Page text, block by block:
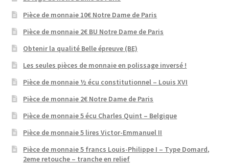
Pièce de monnaie 10€ Notre Dame de Paris
Pièce de monnaie 2€ BU Notre Dame de Paris
Obtenir la qualité Belle épreuve (BE)
Les seules pièces de monnaie en polissage inversé !
Pièce de monnaie ½ écu constitutionnel – Louis XVI
Pièce de monnaie 2€ Notre Dame de Paris
Pièce de monnaie 5 écu Charles Quint – Belgique
Pièce de monnaie 5 lires Victor-Emmanuel II
Pièce de monnaie 5 francs Louis-Philippe I – Type Domard,
2eme retouche – tranche en relief